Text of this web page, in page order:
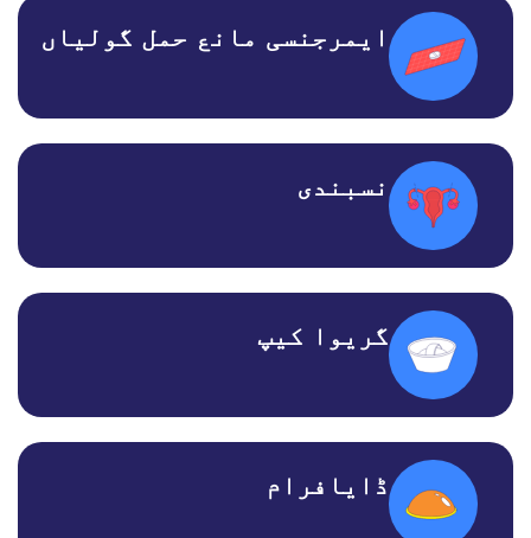
ایمرجنسی مانع حمل گولیاں
نسبندی
گریوا کیپ
ڈایافرام